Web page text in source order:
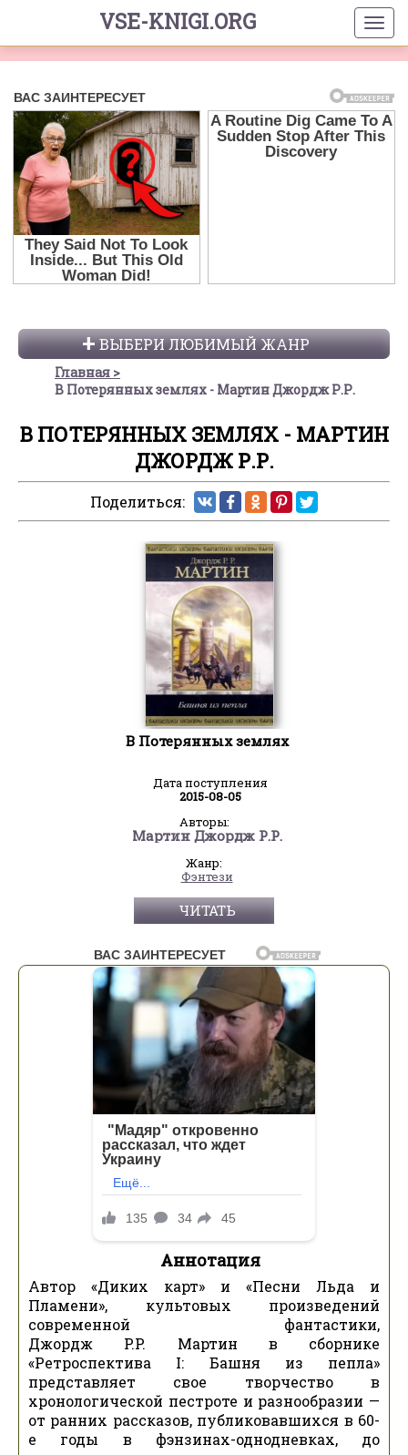
VSE-KNIGI.ORG
ВЫБЕРИ ЛЮБИМЫЙ ЖАНР
Главная
В Потерянных землях - Мартин Джордж Р.Р.
В ПОТЕРЯННЫХ ЗЕМЛЯХ - МАРТИН
ДЖОРДЖ Р.Р.
Поделиться:
В Потерянных землях
Дата поступления
2015-08-05
Авторы:
Мартин Джордж Р.Р.
Жанр:
Фэнтези
ЧИТАТЬ
Аннотация
Автор «Диких карт» и «Песни Льда и
Пламени», культовых произведений
современной фантастики,
Джордж P.P. Мартин в сборнике
«Ретроспектива I: Башня из пепла»
представляет свое творчество в
хронологической пестроте и разнообразии —
от ранних рассказов, публиковавшихся в 60-
е годы в фэнзинах-однодневках, до